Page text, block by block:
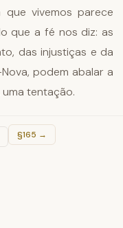
vivemos parece
que a fé nos diz: as
das injustiças e da
podem abalar a
tentação.
§165 →